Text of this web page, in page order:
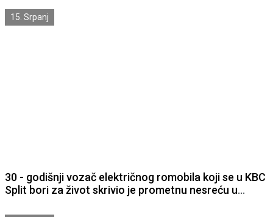
15. Srpanj
30 - godišnji vozač električnog romobila koji se u KBC
Split bori za život skrivio je prometnu nesreću u